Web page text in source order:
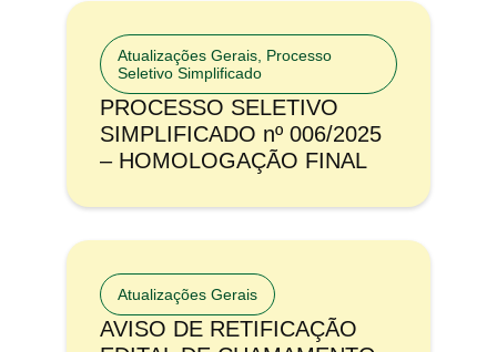
Atualizações Gerais Processo
Seletivo Simplificado
PROCESSO SELETIVO
SIMPLIFICADO nº 006/2025
– HOMOLOGAÇÃO FINAL
Atualizações Gerais
AVISO DE RETIFICAÇÃO